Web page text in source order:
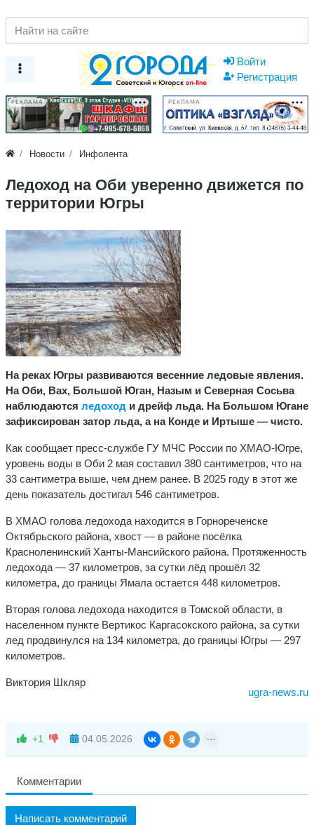
Войти
Регистрация
РЕКЛАМА РЕКЛАМА
Новости Инфолента
Ледоход на Оби уверенно движется по
территории Югры
На реках Югры развиваются весенние ледовые явления.
На Оби, Вах, Большой Юган, Назым и Северная Сосьва
наблюдаются ледоход и дрейф льда. На Большом Югане
зафиксирован затор льда, а на Конде и Иртыше — чисто.
Как сообщает пресс-службе ГУ МЧС России по ХМАО-Югре,
уровень воды в Оби 2 мая составил 380 сантиметров, что на
33 сантиметра выше, чем днем ранее. В 2025 году в этот же
день показатель достигал 546 сантиметров.
В ХМАО голова ледохода находится в Горнореченске
Октябрьского района, хвост — в районе посёлка
Красноленинский Ханты‑Мансийского района. Протяженность
ледохода — 37 километров, за сутки лёд прошёл 32
километра, до границы Ямала остается 448 километров.
Вторая голова ледохода находится в Томской области, в
населенном пункте Вертикос Каргасокского района, за сутки
лед продвинулся на 134 километра, до границы Югры — 297
километров.
Виктория Шкляр
ugra-news.ru
+1 04.05.2026
Комментарии
Написать комментарий